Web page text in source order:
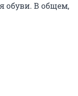
обуви. В общем,